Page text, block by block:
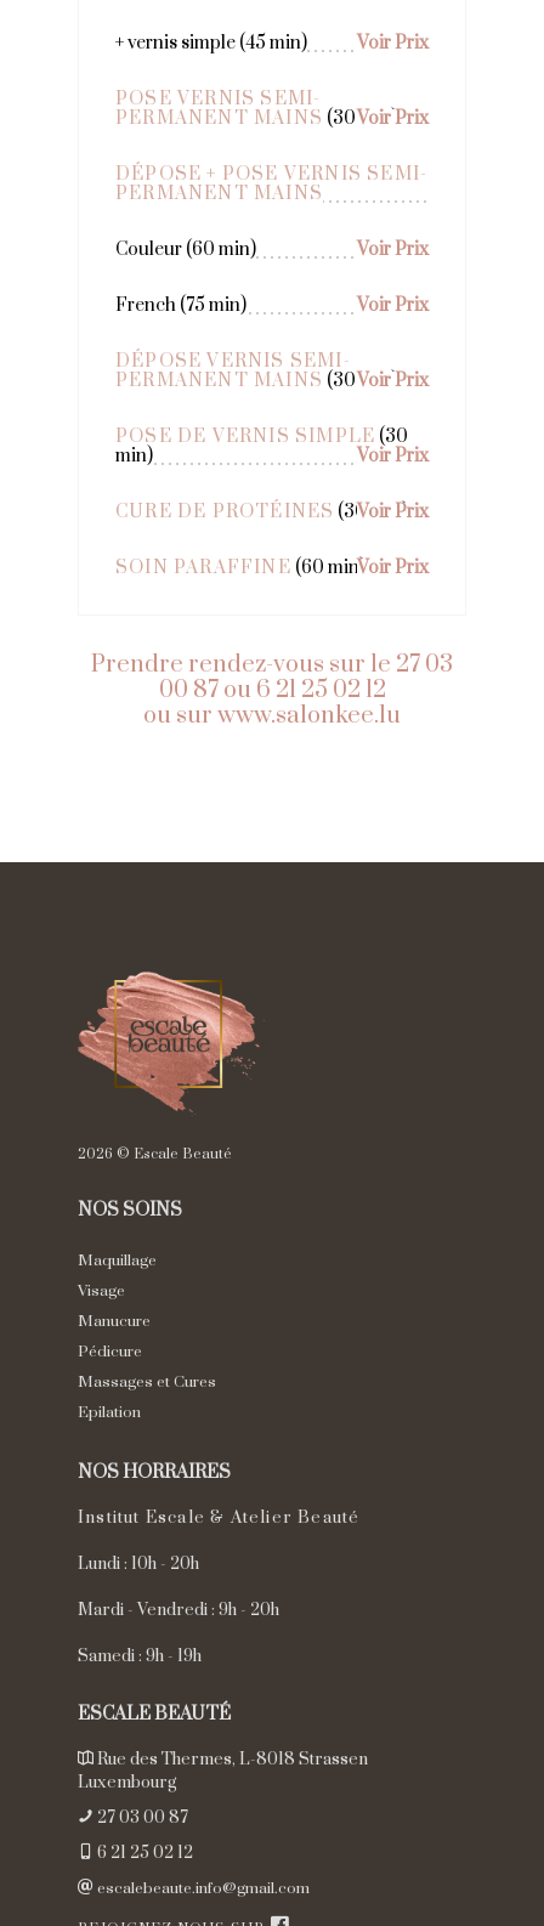
+ vernis simple (45 min) Voir Prix
POSE VERNIS SEMI-
PERMANENT MAINS (30 min)
Voir Prix
DÉPOSE + POSE VERNIS SEMI-
PERMANENT MAINS
Couleur (60 min) Voir Prix
French (75 min) Voir Prix
DÉPOSE VERNIS SEMI-
PERMANENT MAINS (30 min)
Voir Prix
POSE DE VERNIS SIMPLE (30
min)
Voir Prix
CURE DE PROTÉINES (30 min)
Voir Prix
SOIN PARAFFINE (60 min)Voir Prix
Prendre rendez-vous sur le 27 03
00 87 ou 6 21 25 02 12
ou sur www.salonkee.lu
2026 © Escale Beauté
NOS SOINS
Maquillage
Visage
Manucure
Pédicure
Massages et Cures
Epilation
NOS HORRAIRES
Institut Escale & Atelier Beauté
Lundi : 10h - 20h
Mardi - Vendredi : 9h - 20h
Samedi : 9h - 19h
ESCALE BEAUTÉ
Rue des Thermes, L-8018 Strassen
Luxembourg
27 03 00 87
6 21 25 02 12
escalebeaute.info@gmail.com